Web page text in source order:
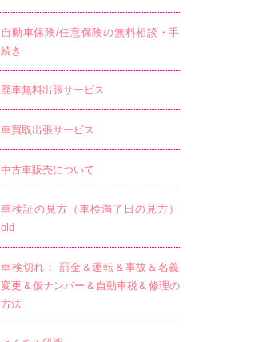
自動車保険/任意保険の無料相談・手
続き
廃車無料出張サービス
車買取出張サービス
中古車販売について
車検証の見方（車検満了日の見方）
old
車検切れ： 罰金＆運転＆事故＆名義
変更＆仮ナンバー＆自動車税＆修理の
方法